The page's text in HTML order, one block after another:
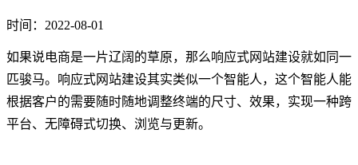
时间：2022-08-01
如果说电商是一片辽阔的草原，那么响应式网站建设就如同一
匹骏马。响应式网站建设其实类似一个智能人，这个智能人能
根据客户的需要随时随地调整终端的尺寸、效果，实现一种跨
平台、无障碍式切换、浏览与更新。